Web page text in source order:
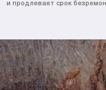
и продлевает срок